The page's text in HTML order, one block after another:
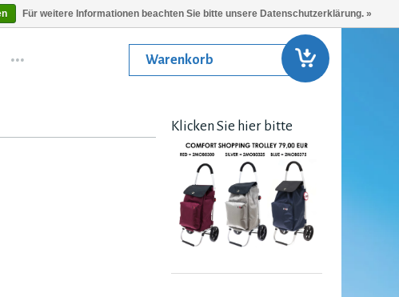
... Warenkorb
Klicken Sie hier bitte
Für weitere Informationen beachten Sie bitte unsere Datenschutzerklärung. »